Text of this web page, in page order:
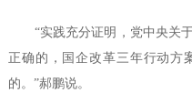
“实践充分证明，党中央关于
正确的，国企改革三年行动方
的。”郝鹏说。